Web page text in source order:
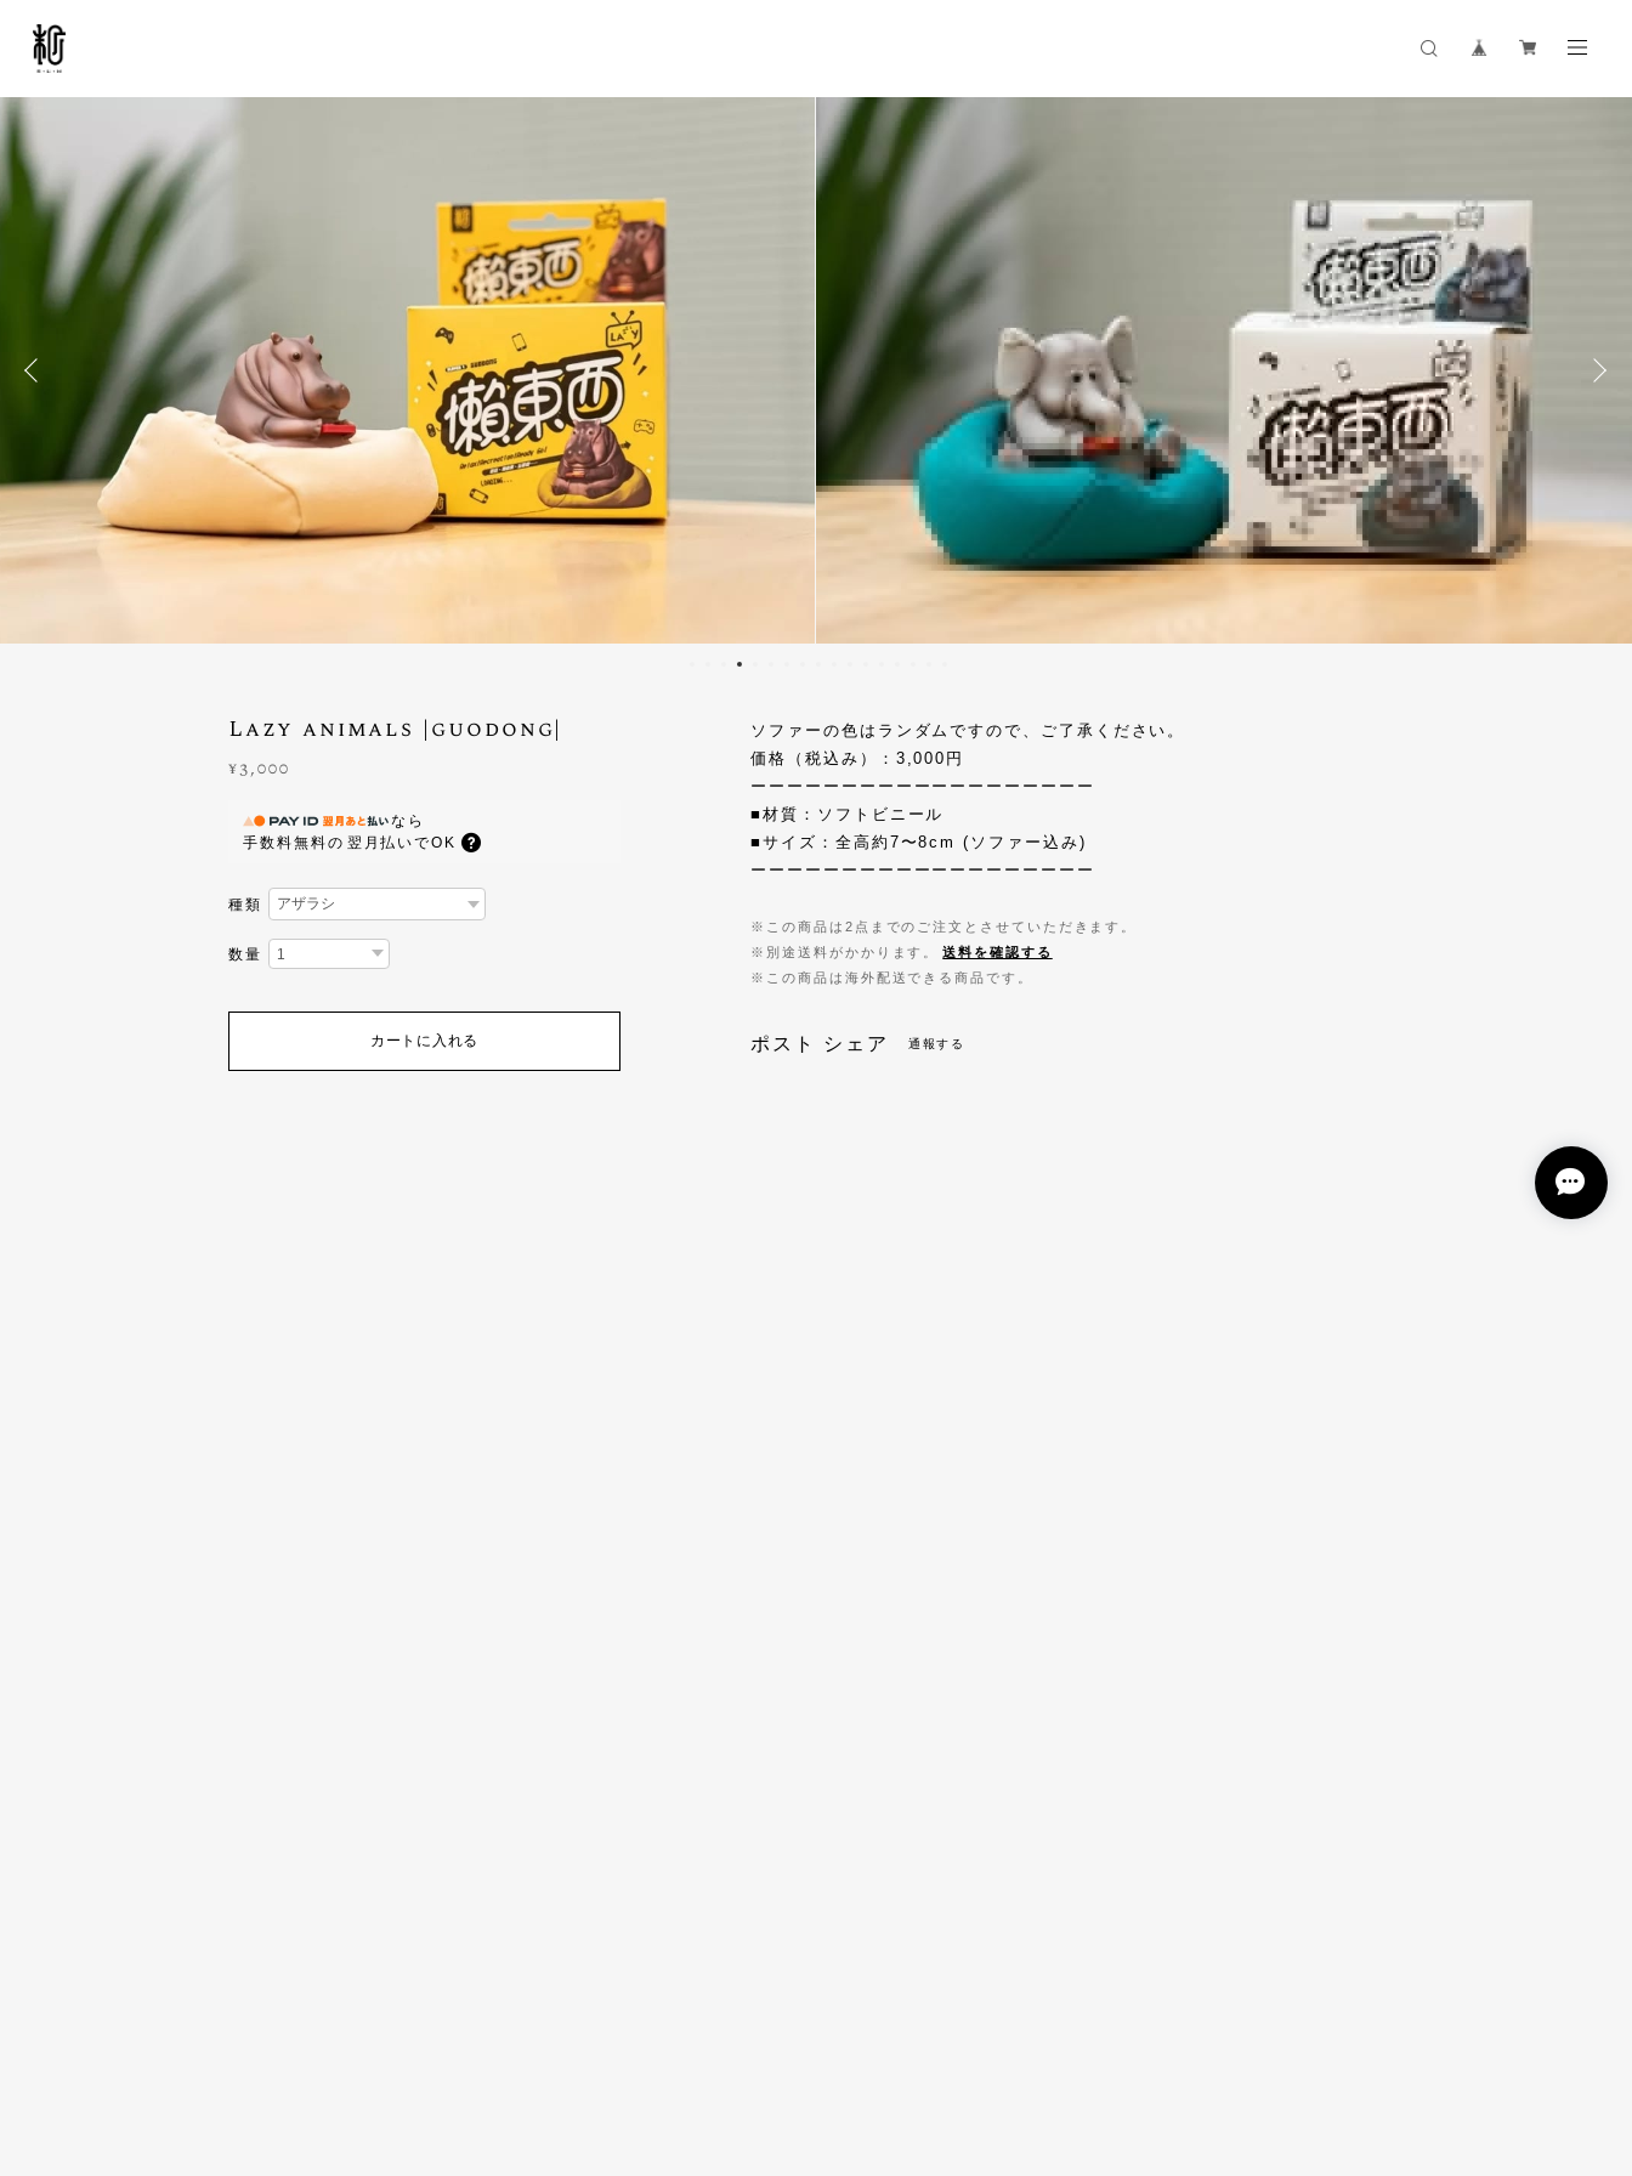
Lazy animals |guodong|
¥3,000
なら
手数料無料の 翌月払いでOK
種類
数量
カートに入れる
ソファーの色はランダムですので、ご了承ください。
価格（税込み）：3,000円
ーーーーーーーーーーーーーーーーーーー
■材質：ソフトビニール
■サイズ：全高約7〜8cm (ソファー込み)
ーーーーーーーーーーーーーーーーーーー
※この商品は2点までのご注文とさせていただきます。
※別途送料がかかります。
送料を確認する
※この商品は海外配送できる商品です。
ポスト シェア 通報する